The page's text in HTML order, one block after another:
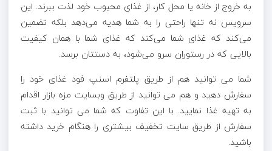
به خروج از خانه یا محل کار، از غذای محبوب خود لذت ببرند. این
سرویس نه تنها راحتی را به شما هدیه می‌دهد بلکه تضمین
می‌کند که غذای شما می‌کند که غذای شما با همان کیفیت
بالایی که در رستوران سرو می‌شود، به دستتان برسد.
شما می توانید هم از طریق پلتفرم اسنپ فود غذای خود را
سفارش دهید و هم می توانید از طریق وبسایت مزه بازار اقدام
به تهیه غذا نمایید. با این تفاوت که شما می توانید با ثبت
سفارش از طریق سایت تخفیف بیشتری را هنگام خرید داشته
باشید.